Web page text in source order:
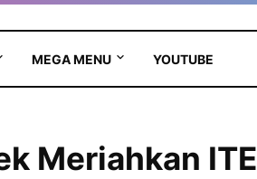
MEGA MENU YOUTUBE
Meriahkan ITE